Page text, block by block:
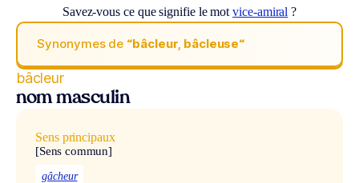
Savez-vous ce que signifie le motvice-amiral ?
Synonymes de “bâcleur, bâcleuse“
bâcleur
nom masculin
Sens principaux
[Sens commun]
gâcheur